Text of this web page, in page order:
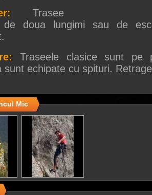
Trasee
de doua lungimi sau de
Traseele clasice sunt pe
sunt echipate cu spituri.
Mic